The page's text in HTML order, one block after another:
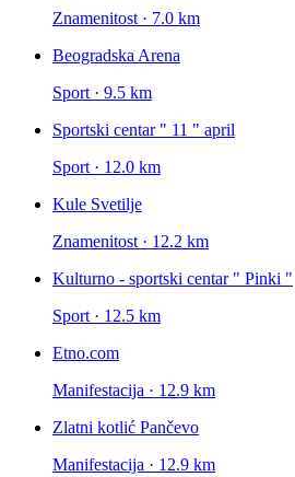
Znamenitost · 7.0 km
Beogradska Arena
Sport · 9.5 km
Sportski centar " 11 " april
Sport · 12.0 km
Kule Svetilje
Znamenitost · 12.2 km
Kulturno - sportski centar " Pinki "
Sport · 12.5 km
Etno.com
Manifestacija · 12.9 km
Zlatni kotlić Pančevo
Manifestacija · 12.9 km